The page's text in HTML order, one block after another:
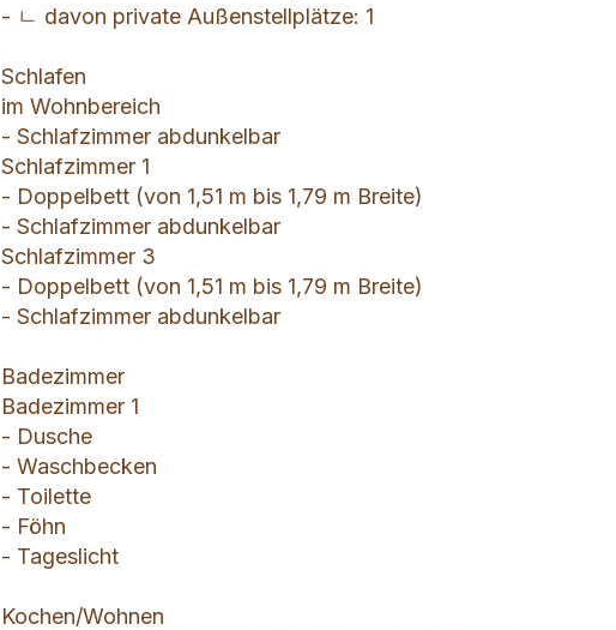
- ㄴ davon private Außen­stellplätze: 1
Schlafen
im Wohnbereich
- Schlafzimmer abdunkelbar
Schlafzimmer 1
- Doppelbett (von 1,51 m bis 1,79 m Breite)
- Schlafzimmer abdunkelbar
Schlafzimmer 3
- Doppelbett (von 1,51 m bis 1,79 m Breite)
- Schlafzimmer abdunkelbar
Badezimmer
Badezimmer 1
- Dusche
- Waschbecken
- Toilette
- Föhn
- Tageslicht
Kochen/Wohnen